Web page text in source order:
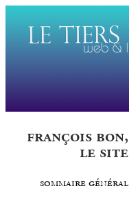
françois bon,
le site
sommaire général